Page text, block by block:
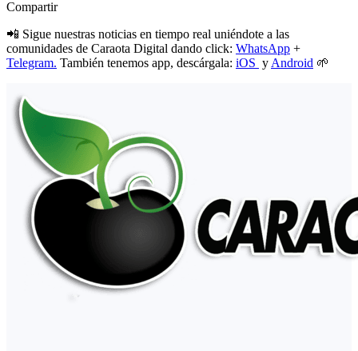
Compartir
📲 Sigue nuestras noticias en tiempo real uniéndote a las
comunidades de Caraota Digital dando click: WhatsApp +
Telegram. También tenemos app, descárgala: iOS y Android 🌱